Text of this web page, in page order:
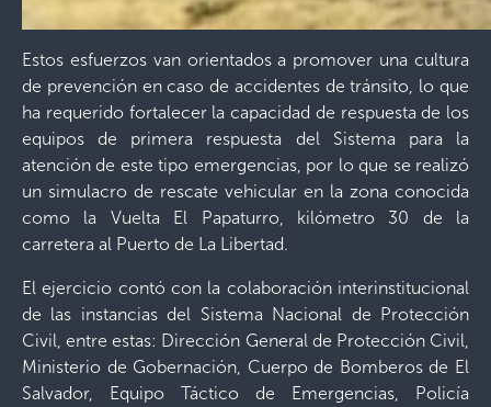
Estos esfuerzos van orientados a promover una cultura
de prevención en caso de accidentes de tránsito, lo que
ha requerido fortalecer la capacidad de respuesta de los
equipos de primera respuesta del Sistema para la
atención de este tipo emergencias, por lo que se realizó
un simulacro de rescate vehicular en la zona conocida
como la Vuelta El Papaturro, kilómetro 30 de la
carretera al Puerto de La Libertad.
El ejercicio contó con la colaboración interinstitucional
de las instancias del Sistema Nacional de Protección
Civil, entre estas: Dirección General de Protección Civil,
Ministerio de Gobernación, Cuerpo de Bomberos de El
Salvador, Equipo Táctico de Emergencias, Policía